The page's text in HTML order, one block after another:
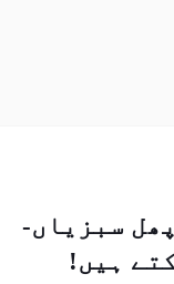
سبزیاں-
ہیں!